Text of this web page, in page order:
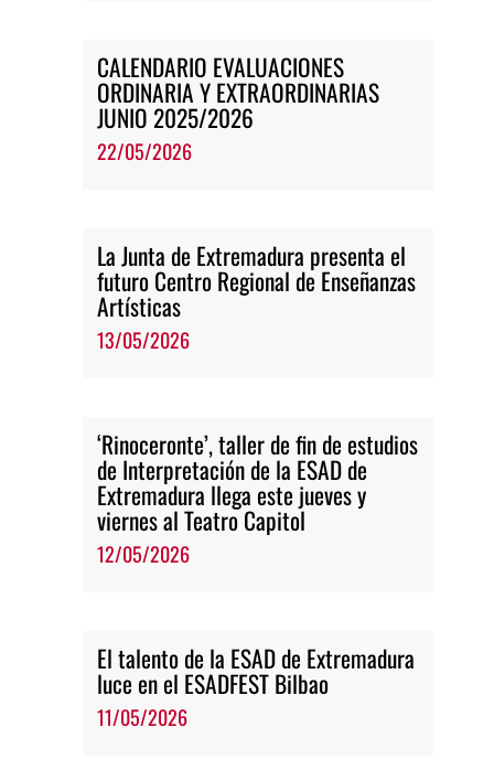
CALENDARIO EVALUACIONES
ORDINARIA Y EXTRAORDINARIAS
JUNIO 2025/2026
22/05/2026
La Junta de Extremadura presenta el
futuro Centro Regional de Enseñanzas
Artísticas
13/05/2026
‘Rinoceronte’, taller de fin de estudios
de Interpretación de la ESAD de
Extremadura llega este jueves y
viernes al Teatro Capitol
12/05/2026
El talento de la ESAD de Extremadura
luce en el ESADFEST Bilbao
11/05/2026